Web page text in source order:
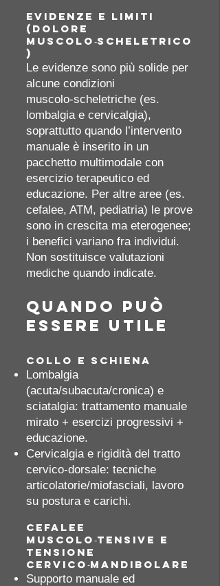
Evidenze e limiti
(dolore
muscolo‑scheletrico
)
Le evidenze sono più solide per
alcune condizioni
muscolo‑scheletriche (es.
lombalgia e cervicalgia),
soprattutto quando l’intervento
manuale è inserito in un
pacchetto multimodale con
esercizio terapeutico ed
educazione. Per altre aree (es.
cefalee, ATM, pediatria) le prove
sono in crescita ma eterogenee;
i benefici variano fra individui.
Non sostituisce valutazioni
mediche quando indicate.
Quando può
essere utile
Collo e schiena
Lombalgia
(acuta/subacuta/cronica) e
sciatalgia: trattamento manuale
mirato + esercizi progressivi +
educazione.
Cervicalgia e rigidità del tratto
cervico‑dorsale: tecniche
articolatorie/miofasciali, lavoro
su postura e carichi.
Cefalee
muscolo‑tensive e
tensione
cervico‑mandibolare
Supporto manuale ed